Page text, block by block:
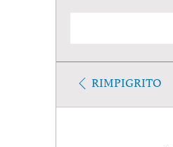
RIMPIGRITO